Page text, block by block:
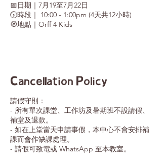
📅日期｜7月19至7月22日
🕟時段｜ 10:00 - 1:00pm (4天共12小時)
🧭地點｜Orff 4 Kids
Cancellation Policy
請假守則：
- 所有單次課堂、工作坊及暑期班不設請假、
補堂及退款。
- 如在上堂當天申請事假，本中心不會安排補
課而會作缺課處理。
- 請假可致電或 WhatsApp 至本教室。